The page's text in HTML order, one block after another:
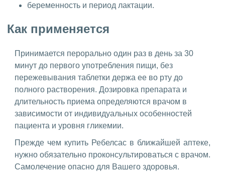
беременность и период лактации.
Как применяется
Принимается перорально один раз в день за 30
минут до первого употребления пищи, без
пережевывания таблетки держа ее во рту до
полного растворения. Дозировка препарата и
длительность приема определяются врачом в
зависимости от индивидуальных особенностей
пациента и уровня гликемии.
Прежде чем купить Ребелсас в ближайшей аптеке,
нужно обязательно проконсультироваться с врачом.
Самолечение опасно для Вашего здоровья.